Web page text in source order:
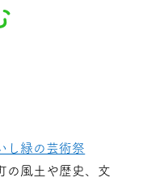
し緑の芸術祭
の風土や歴史、文